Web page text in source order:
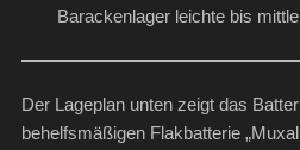
Barackenlager leichte bis
Der Lageplan unten zeigt das
behelfsmäßigen Flakbatterie